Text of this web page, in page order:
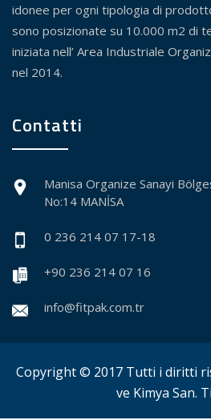
idonee per ogni tipologia di
sono posizionate su 10.000 m2 di
iniziata nell’ Area Industriale
nel 2014.
Contatti
Manisa Organize Sanayi
No:14 MANİSA
0 236 214 07 17-18
+90 236 214 07 16
info@fitpak.com.tr
Copyright © 2017 Tutti i diritti
ve Kimya San.